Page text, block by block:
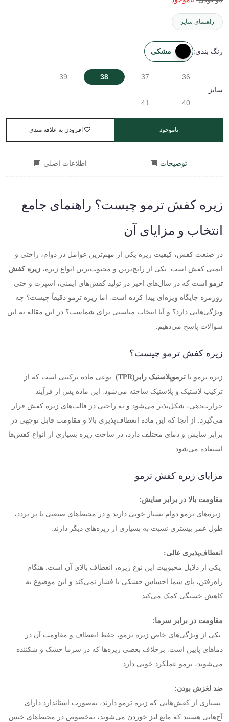
راهنمای سایز
رنگ بندی: مشکی
سایز:
36
37
38
39
40
41
ناموجود افزودن به علاقه مندی
توضیحات اطلاعات اصلی
زیره کفش ترمو چیست؟ راهنمای جامع
انتخاب و مزایای آن
در صنعت کفش، کیفیت زیره یکی از مهم‌ترین عوامل در دوام، راحتی و
ایمنی کفش است. یکی از رایج‌ترین و محبوب‌ترین انواع زیره، زیره کفش
ترمو است که در سال‌های اخیر در تولید کفش‌های ایمنی، اسپرت و حتی
روزمره جایگاه ویژه‌ای پیدا کرده است. اما زیره ترمو دقیقاً چیست؟ چه
ویژگی‌هایی دارد؟ و آیا انتخاب مناسبی برای شماست؟ در این مقاله به این
سوالات پاسخ می‌دهیم.
زیره کفش ترمو چیست؟
زیره ترمو یا ترموپلاستیک رابر (TPR) نوعی ماده ترکیبی است که از
ترکیب لاستیک و پلاستیک ساخته می‌شود. این ماده پس از فرآیند
حرارت‌دهی، شکل‌پذیر می‌شود و به راحتی در قالب‌های زیره کفش قرار
می‌گیرد. از آنجا که این ماده انعطاف‌پذیری بالا و مقاومت قابل توجهی در
برابر سایش و دمای مختلف دارد، در ساخت زیره بسیاری از انواع کفش‌ها
استفاده می‌شود.
مزایای زیره کفش ترمو
مقاومت بالا در برابر سایش:
زیره‌های ترمو دوام بسیار خوبی دارند و در محیط‌های صنعتی یا پر تردد،
طول عمر بیشتری نسبت به بسیاری از زیره‌های دیگر دارند.
انعطاف‌پذیری عالی:
یکی از دلایل محبوبیت این نوع زیره، انعطاف بالای آن است. هنگام
راه‌رفتن، پای شما احساس خشکی یا فشار نمی‌کند و این موضوع به
کاهش خستگی کمک می‌کند.
مقاومت در برابر سرما:
یکی از ویژگی‌های خاص زیره ترمو، حفظ انعطاف و مقاومت آن در
دماهای پایین است. برخلاف بعضی زیره‌ها که در سرما خشک و شکننده
می‌شوند، ترمو عملکرد خوبی دارد.
ضد لغزش بودن:
بسیاری از کفش‌هایی که زیره ترمو دارند، به‌صورت استاندارد دارای
آج‌هایی هستند که مانع لیز خوردن می‌شوند، به‌خصوص در محیط‌های خیس